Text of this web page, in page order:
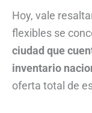
Hoy, vale
flexibles se
ciudad que
inventario
oferta total de